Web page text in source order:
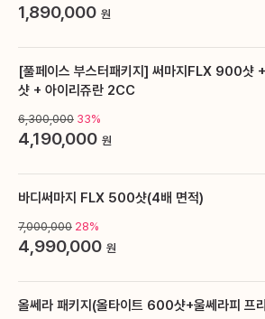
1,890,000 원
[풀페이스 부스터패키지] 써마지FLX 900샷
샷 + 아이리쥬란 2CC
6,300,000 33%
4,190,000 원
바디써마지 FLX 500샷(4배 면적)
7,000,000 28%
4,990,000 원
올쎄라 패키지(올타이트 600샷+울쎄라피 프